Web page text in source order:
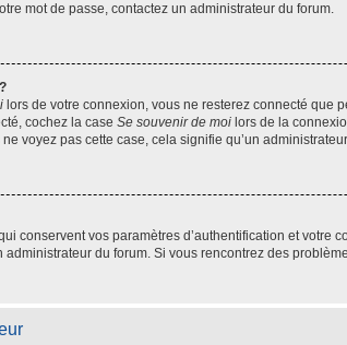
mot de passe, contactez un administrateur du forum.
lors de votre connexion, vous ne resterez connecté que
cochez la case Se souvenir de moi lors de la
voyez pas cette case, cela signifie qu’un
conservent vos paramètres d’authentification et
du forum. Si vous rencontrez des